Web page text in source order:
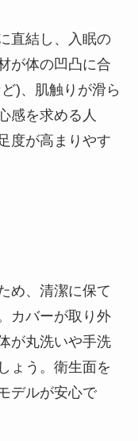
直結し、入眠の
が体の凹凸に合
)、肌触りが滑ら
感を求める人
度が高まりやす
め、清潔に保て
カバーが取り外
が丸洗いや手洗
ょう。衛生面を
デルが安心で